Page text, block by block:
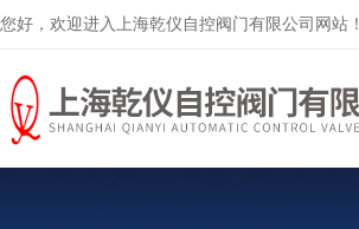
您好，欢迎进入上海乾仪自控阀门有限公司网站！